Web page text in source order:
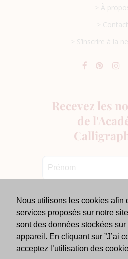
> À
> Contact
> S’inscrire à la
Nous utilisons les cookies afin
services proposés sur notre
sont des données stockées sur
appareil. En cliquant sur ”J’ai
acceptez l’utilisation des